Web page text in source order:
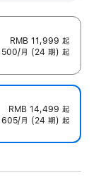
RMB 11,999 起
500/月 (24 期) 起
RMB 14,499 起
605/月 (24 期) 起